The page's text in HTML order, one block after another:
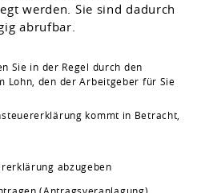
werden. Sie sind dadurch
abrufbar.
Sie in der Regel durch den
Lohn, den der Arbeitgeber für Sie
kommt in Betracht,
abzugeben